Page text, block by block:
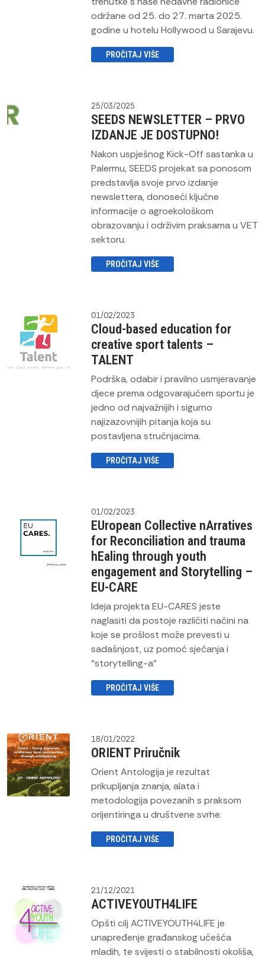
održane od 25. do 27. marta 2025.
godine u hotelu Hollywood u Sarajevu.
PROČITAJ VIŠE
25/03/2025
SEEDS NEWSLETTER – PRVO
IZDANJE JE DOSTUPNO!
Nakon uspješnog Kick-Off sastanka u
Palermu, SEEDS projekat sa ponosom
predstavlja svoje prvo izdanje
newslettera, donoseći ključne
informacije o agroekološkom
obrazovanju i održivim praksama u VET
sektoru.
PROČITAJ VIŠE
01/02/2023
Cloud-based education for
creative sport talents –
TALENT
Podrška, odabir i pravilno usmjeravanje
djece prema odgovarajućem sportu je
jedno od najvažnijih i sigurno
najizazovnijih pitanja koja su
postavljena stručnjacima.
PROČITAJ VIŠE
01/02/2023
EUropean Collective nArratives
for Reconciliation and trauma
hEaling through youth
engagement and Storytelling –
EU-CARE
Ideja projekta EU-CARES jeste
naglasiti da postoje različiti načini na
koje se prošlost može prevesti u
sadašnjost, uz pomoć sjećanja i
“storytelling-a"
PROČITAJ VIŠE
18/01/2022
ORIENT Priručnik
Orient Antologija je rezultat
prikupljanja znanja, alata i
metodologija povezanih s praksom
orijentiringa u društvene svrhe.
PROČITAJ VIŠE
21/12/2021
ACTIVEYOUTH4LIFE
Opšti cilj ACTIVEYOUTH4LIFE je
unapređenje građanskog učešća
mladih, te svijesti o stabilnosti okoliša,